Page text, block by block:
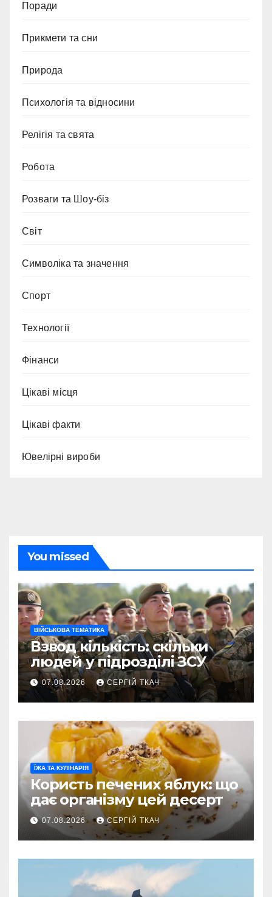
Поради
Прикмети та сни
Природа
Психологія та відносини
Релігія та свята
Робота
Розваги та Шоу-біз
Світ
Символіка та значення
Спорт
Технології
Фінанси
Цікаві місця
Цікаві факти
Ювелірні вироби
You missed
ВІЙСЬКОВА ТЕМАТИКА
Взвод кількість: скільки
людей у підрозділі ЗСУ
07.08.2026 СЕРГІЙ ТКАЧ
ЇЖА ТА КУЛІНАРІЯ
Користь печених яблук: що
дає організму цей десерт
07.08.2026 СЕРГІЙ ТКАЧ